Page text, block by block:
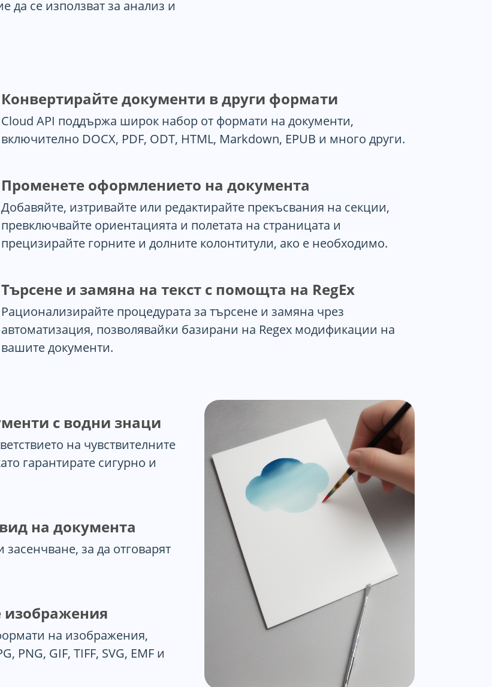
да се използват за анализ и
Конвертирайте документи в други формати
Cloud API поддържа широк набор от формати на документи,
включително DOCX, PDF, ODT, HTML, Markdown, EPUB и много други.
Променете оформлението на документа
Добавяйте, изтривайте или редактирайте прекъсвания на секции,
превключвайте ориентацията и полетата на страницата и
прецизирайте горните и долните колонтитули, ако е необходимо.
Търсене и замяна на текст с помощта на RegEx
Рационализирайте процедурата за търсене и замяна чрез
автоматизация, позволявайки базирани на Regex модификации на
вашите документи.
с водни знаци
на чувствителните
гарантирате сигурно и
на документа
за да отговарят
на изображения,
PNG, GIF, TIFF, SVG, EMF и